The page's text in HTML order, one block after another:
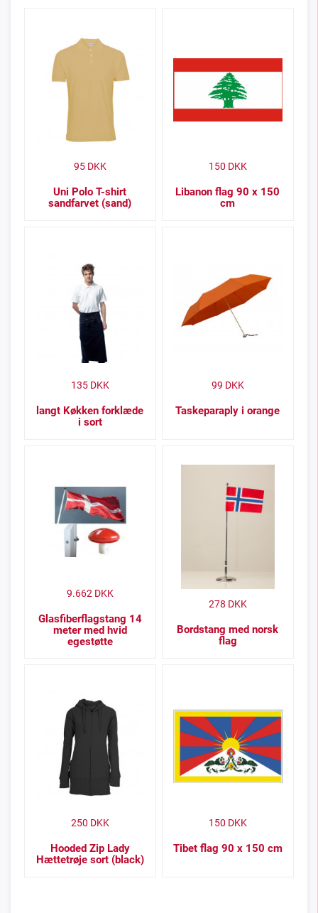
Uni Polo T-shirt
sandfarvet (sand)
95DKK
Libanon flag 90 x 150
cm
150 DKK
langt Køkken forklæde
i sort
135DKK
Taskeparaply i orange
99 DKK
Glasfiberflagstang 14
meter med hvid
egestøtte
9.662DKK
Bordstang med norsk
flag
278 DKK
Hooded Zip Lady
Hættetrøje sort (black)
250 DKK
Tibet flag 90 x 150 cm
150 DKK